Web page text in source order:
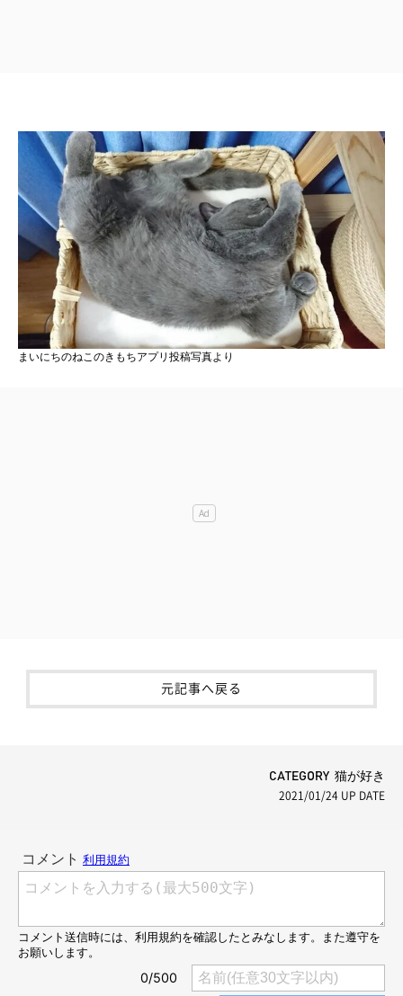
まいにちのねこのきもちアプリ投稿写真より
元記事へ戻る
CATEGORY 猫が好き
2021/01/24 UP DATE